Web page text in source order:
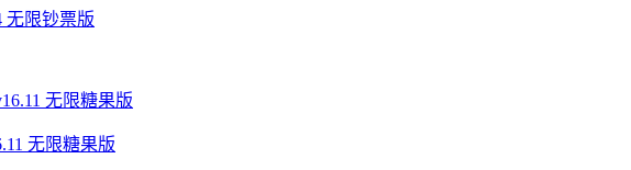
无限钞票版
无限糖果版